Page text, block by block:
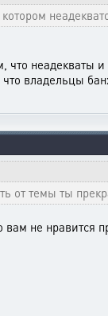
что неадекваты
владельцы
от темы ты
не нравится